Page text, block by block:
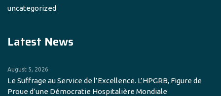
uncategorized
Latest News
August 5, 2026
Le Suffrage au Service de l’Excellence. L’HPGRB, Figure de
Proue d’une Démocratie Hospitalière Mondiale